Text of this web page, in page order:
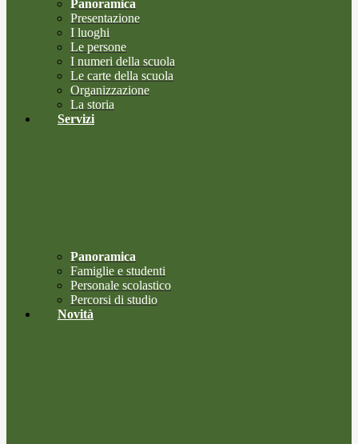
Panoramica
Presentazione
I luoghi
Le persone
I numeri della scuola
Le carte della scuola
Organizzazione
La storia
Servizi
Panoramica
Famiglie e studenti
Personale scolastico
Percorsi di studio
Novità